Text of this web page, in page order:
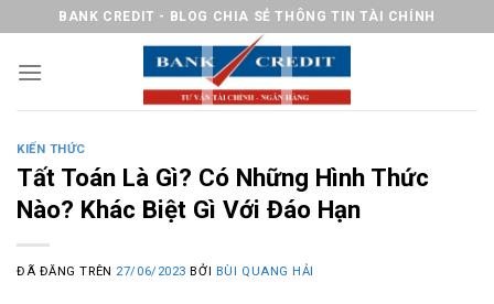
nội
BANK CREDIT - BLOG CHIA SẺ THÔNG TIN TÀI CHÍNH
KIẾN THỨC
Tất Toán Là Gì? Có Những Hình Thức
Nào? Khác Biệt Gì Với Đáo Hạn
ĐÃ ĐĂNG TRÊN 27/06/2023 BỞI BÙI QUANG HẢI